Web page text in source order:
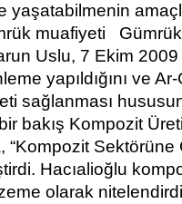
yaşatabilmenin
muafiyeti Gümrük
Uslu, 7 Ekim
yapıldığını ve
sağlanması
bakış Kompozit
Sektörüne
Hacıalioğlu
olarak